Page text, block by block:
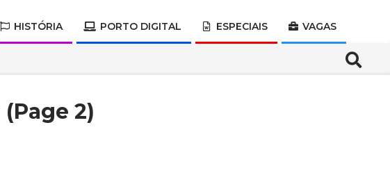
HISTÓRIA PORTO DIGITAL ESPECIAIS VAGAS
Search
(Page 2)